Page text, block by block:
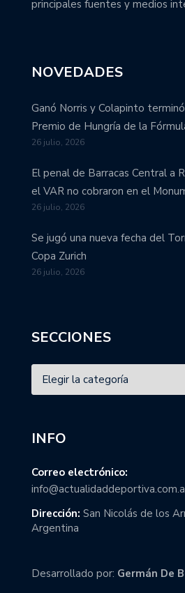
principales fuentes y medios
NOVEDADES
Ganó Norris y Colapinto
Premio de Hungría de la
26 julio, 2026
El penal de Barracas Central a
el VAR no cobraron en el
26 julio, 2026
Se jugó una nueva fecha del
Copa Zurich
26 julio, 2026
SECCIONES
INFO
Correo electrónico:
Dirección: San Nicolás de los
Argentina
Desarrollado por: Germán De